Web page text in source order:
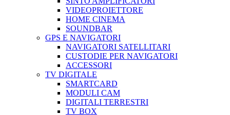
VIDEOPROIETTORE
HOME CINEMA
SOUNDBAR
GPS E NAVIGATORI
NAVIGATORI SATELLITARI
CUSTODIE PER NAVIGATORI
ACCESSORI
TV DIGITALE
SMARTCARD
MODULI CAM
DIGITALI TERRESTRI
TV BOX